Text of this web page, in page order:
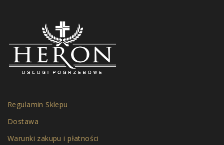
Regulamin Sklepu
Dostawa
Warunki zakupu i płatności